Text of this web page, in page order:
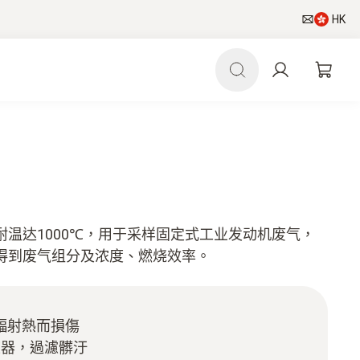
HK
温达1000℃，用于采样固定式工业发动机废气，
废气组分及浓度、燃烧效率。
射熱而損傷
，過濾髒汙